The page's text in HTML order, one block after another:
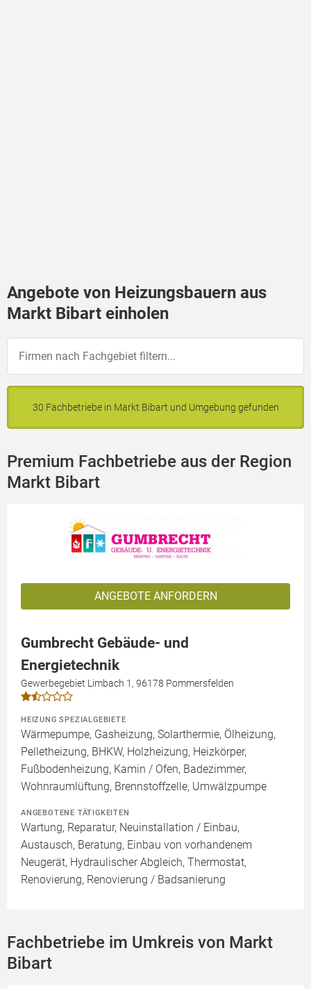
Angebote von Heizungsbauern aus
Markt Bibart einholen
30 Fachbetriebe in Markt Bibart und Umgebung gefunden
Premium Fachbetriebe aus der Region
Markt Bibart
ANGEBOTE ANFORDERN
Gumbrecht Gebäude- und
Energietechnik
Gewerbegebiet Limbach 1, 96178 Pommersfelden
HEIZUNG SPEZIALGEBIETE
Wärmepumpe, Gasheizung, Solarthermie, Ölheizung,
Pelletheizung, BHKW, Holzheizung, Heizkörper,
Fußbodenheizung, Kamin / Ofen, Badezimmer,
Wohnraumlüftung, Brennstoffzelle, Umwälzpumpe
ANGEBOTENE TÄTIGKEITEN
Wartung, Reparatur, Neuinstallation / Einbau,
Austausch, Beratung, Einbau von vorhandenem
Neugerät, Hydraulischer Abgleich, Thermostat,
Renovierung, Renovierung / Badsanierung
Fachbetriebe im Umkreis von Markt
Bibart